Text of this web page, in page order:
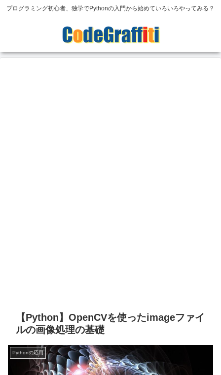
プログラミング初心者、独学でPythonの入門から始めていろいろやってみる？
【Python】OpenCVを使ったimageファイ
ルの画像処理の基礎
Pythonの応用